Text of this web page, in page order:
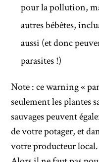
pour la pollution,
autres bébêtes,
aussi (et donc
parasites !)
Note : ce warning «
seulement les plantes
sauvages peuvent
de votre potager, et
votre producteur local.